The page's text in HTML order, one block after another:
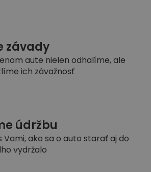
závady
aute nielen odhalíme, ale
ich závažnosť
údržbu
Vami, ako sa o auto starať aj do
vydržalo